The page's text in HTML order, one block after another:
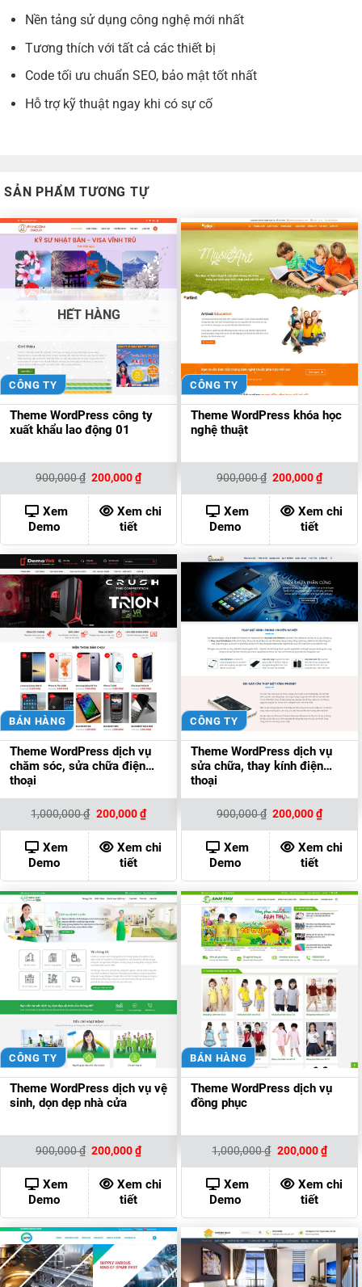
Nền tảng sử dụng công nghệ mới nhất
Tương thích với tất cả các thiết bị
Code tối ưu chuẩn SEO, bảo mật tốt nhất
Hỗ trợ kỹ thuật ngay khi có sự cố
SẢN PHẨM TƯƠNG TỰ
HẾT HÀNG
CÔNG TY
Theme WordPress công ty
xuất khẩu lao động 01
900,000₫ Giá
gốc
là:
900,000 ₫.
200,000₫Giá
hiện
tại
là:
200,000 ₫.
Xem
Demo
Xem chi
tiết
CÔNG TY
Theme WordPress khóa học
nghệ thuật
900,000₫ Giá
gốc
là:
900,000 ₫.
200,000₫Giá
hiện
tại
là:
Xem
Demo
Xem chi
tiết
BÁN HÀNG
Theme WordPress dịch vụ
chăm sóc, sửa chữa điện
thoại
1,000,000₫ Giá
là:
1,000,000 ₫.
200,000₫Giá
hiện
tại
là:
200,000 ₫.
Xem
Demo
Xem chi
tiết
CÔNG TY
Theme WordPress dịch vụ
sửa chữa, thay kính điện
thoại
900,000₫ Giá
là:
900,000 ₫.
200,000₫Giá
hiện
tại
là:
Xem
Demo
Xem chi
tiết
CÔNG TY
Theme WordPress dịch vụ vệ
sinh, dọn dẹp nhà cửa
900,000₫ Giá
gốc
là:
900,000 ₫.
200,000₫Giá
hiện
tại
là:
200,000 ₫.
Xem
Demo
Xem chi
tiết
BÁN HÀNG
Theme WordPress dịch vụ
đồng phục
1,000,000₫ Giá
gốc
là:
1,000,000 ₫.
200,000₫Giá
hiện
tại
là:
Xem
Demo
Xem chi
tiết